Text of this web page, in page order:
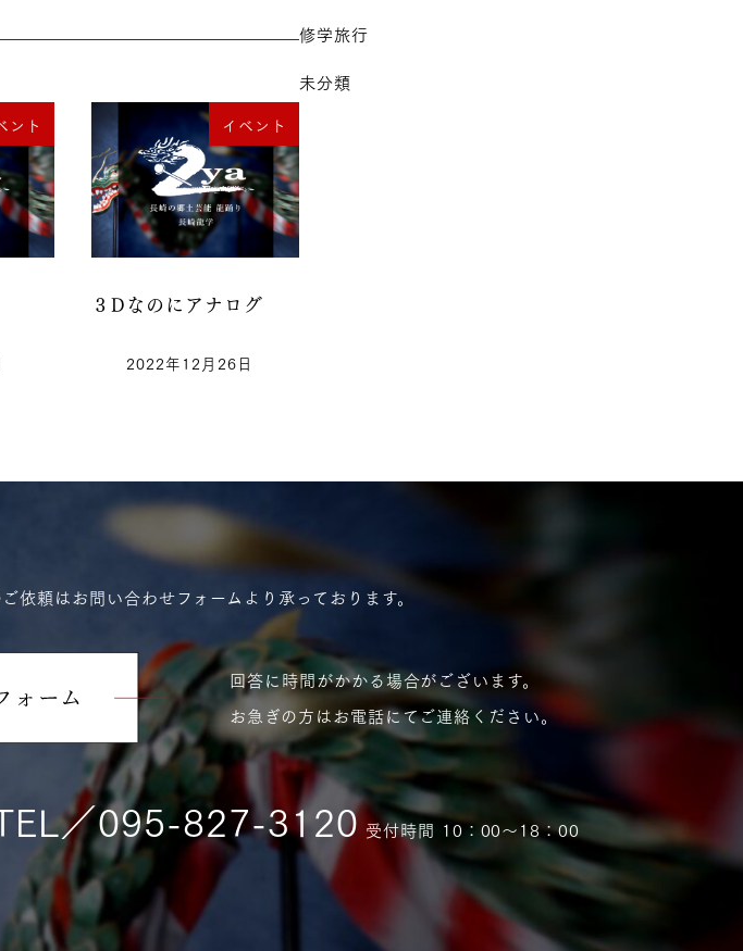
ント イベント
３Dなのにアナログ
2022年12月26日
修学旅行
未分類
依頼はお問い合わせフォームより承っております。
回答に時間がかかる場合がございます。
お急ぎの方はお電話にてご連絡ください。
／095-827-3120 受付時間 10：00〜18：00